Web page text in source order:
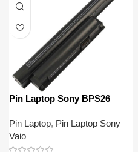
Pin Laptop Sony BPS26
Pin Laptop, Pin Laptop Sony
Vaio